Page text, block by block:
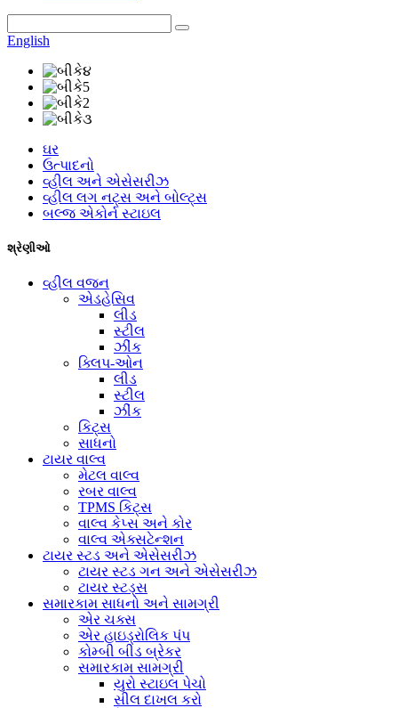
English
ઘર
ઉત્પાદનો
વ્હીલ અને એસેસરીઝ
વ્હીલ લગ નટ્સ અને બોલ્ટ્સ
બલ્જ એકોર્ન સ્ટાઇલ
શ્રેણીઓ
વ્હીલ વજન
એડહેસિવ
લીડ
સ્ટીલ
ઝીંક
ક્લિપ-ઓન
લીડ
સ્ટીલ
ઝીંક
કિટ્સ
સાધનો
ટાયર વાલ્વ
મેટલ વાલ્વ
રબર વાલ્વ
TPMS કિટ્સ
વાલ્વ કેપ્સ અને કોર
વાલ્વ એક્સટેન્શન
ટાયર સ્ટડ અને એસેસરીઝ
ટાયર સ્ટડ ગન અને એસેસરીઝ
ટાયર સ્ટડ્સ
સમારકામ સાધનો અને સામગ્રી
એર ચક્સ
એર હાઇડ્રોલિક પંપ
કોમ્બી બીડ બ્રેકર
સમારકામ સામગ્રી
યુરો સ્ટાઇલ પેચો
સીલ દાખલ કરો